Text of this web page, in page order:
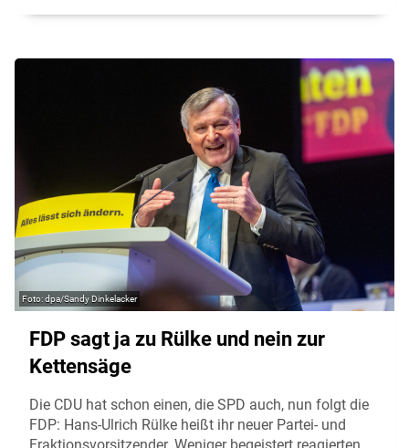
dpa/Sandy Dinkelacker
FDP sagt ja zu Rülke und nein zur
Kettensäge
Die CDU hat schon einen, die SPD auch, nun folgt die
FDP: Hans-Ulrich Rülke heißt ihr neuer Partei- und